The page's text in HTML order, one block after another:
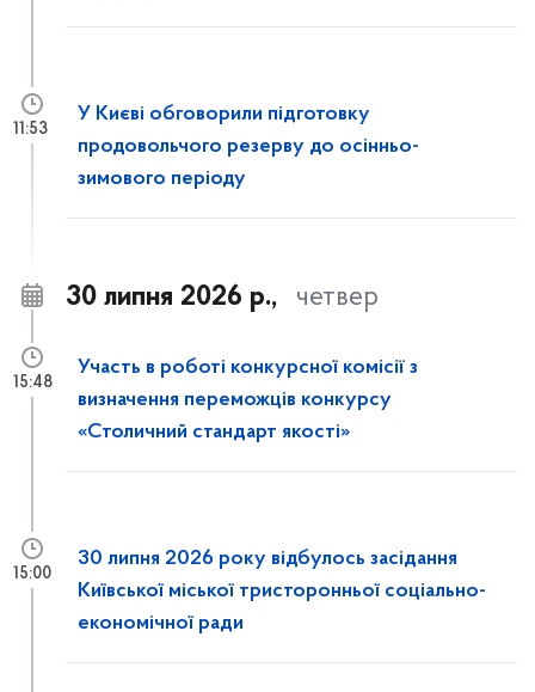
У Києві обговорили підготовку
продовольчого резерву до осінньо-
зимового періоду
11:53
30 липня 2026 р., четвер
Участь в роботі конкурсної комісії з
визначення переможців конкурсу
«Столичний стандарт якості»
15:48
30 липня 2026 року відбулось засідання
Київської міської тристоронньої соціально-
економічної ради
15:00